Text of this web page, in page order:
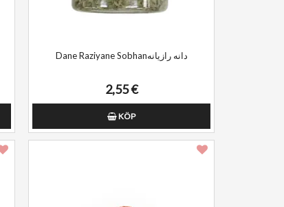
Dane Raziyane Sobhanدانه رازیانه
2,55 €
KÖP